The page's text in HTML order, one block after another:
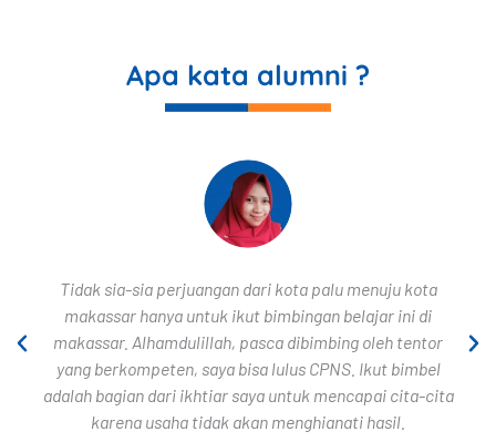
Apa kata alumni ?
Tidak sia-sia perjuangan dari kota palu menuju kota
makassar hanya untuk ikut bimbingan belajar ini di
makassar. Alhamdulillah, pasca dibimbing oleh tentor
yang berkompeten, saya bisa lulus CPNS. Ikut bimbel
adalah bagian dari ikhtiar saya untuk mencapai cita-cita
karena usaha tidak akan menghianati hasil.